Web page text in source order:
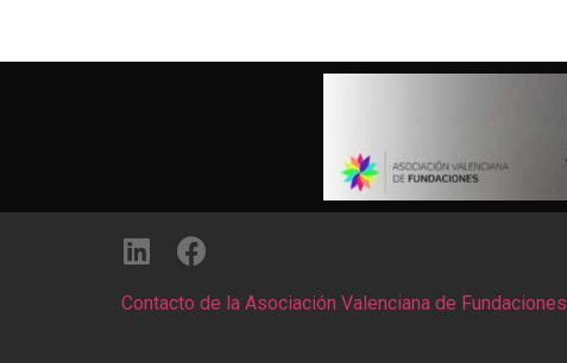
Contacto de la Asociación Valenciana de Fundaciones